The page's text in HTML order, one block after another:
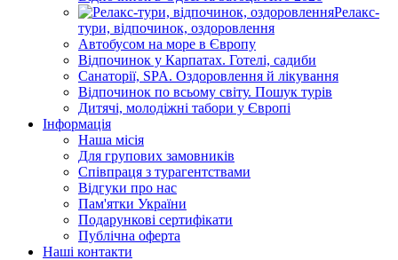
Релакс-
тури, відпочинок, оздоровлення
Автобусом на море в Європу
Відпочинок у Карпатах. Готелі, садиби
Санаторії, SPA. Оздоровлення й лікування
Відпочинок по всьому світу. Пошук турів
Дитячі, молодіжні табори у Європі
Інформація
Наша місія
Для групових замовників
Співпраця з турагентствами
Відгуки про нас
Пам'ятки України
Подарункові сертифікати
Публічна оферта
Наші контакти